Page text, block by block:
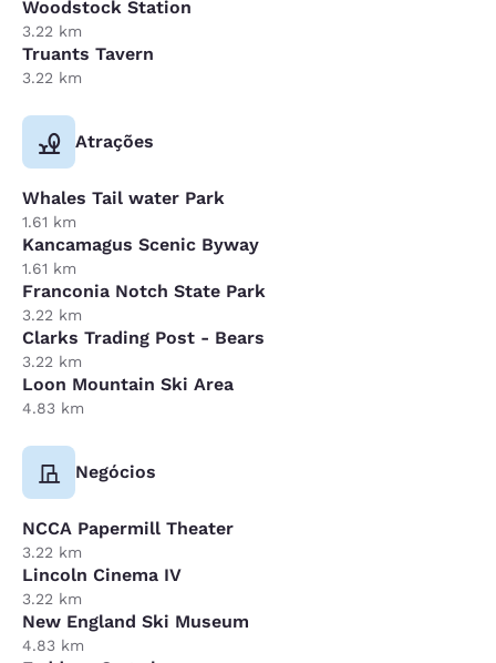
Woodstock Station
3.22 km
Truants Tavern
3.22 km
Atrações
Whales Tail water Park
1.61 km
Kancamagus Scenic Byway
1.61 km
Franconia Notch State Park
3.22 km
Clarks Trading Post - Bears
3.22 km
Loon Mountain Ski Area
4.83 km
Negócios
NCCA Papermill Theater
3.22 km
Lincoln Cinema IV
3.22 km
New England Ski Museum
4.83 km